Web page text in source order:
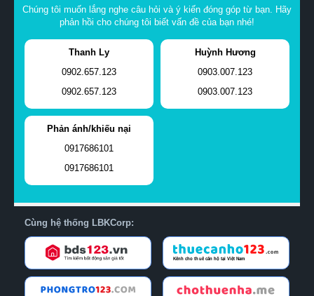
Chúng tôi muốn lắng nghe câu hỏi và ý kiến đóng góp từ bạn. Hãy
phản hồi cho chúng tôi biết vấn đề của bạn nhé!
Thanh Ly
0902.657.123
0902.657.123
Huỳnh Hương
0903.007.123
0903.007.123
Phản ánh/khiếu nại
0917686101
0917686101
Cùng hệ thống LBKCorp: